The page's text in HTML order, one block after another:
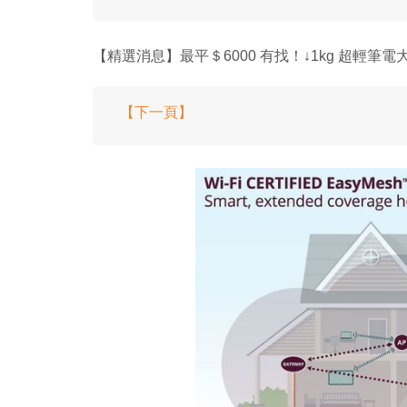
【精選消息】最平＄6000 有找！↓1kg 超輕筆電
【下一頁】